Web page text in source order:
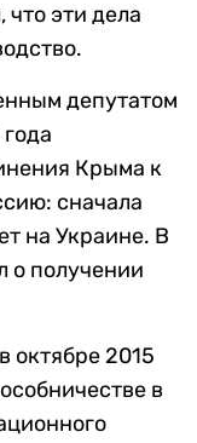
что эти дела
депутатом
Крыма к
сначала
на Украине. В
о получении
октябре 2015
в